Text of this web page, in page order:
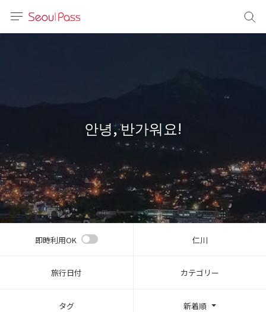
文 (台灣)
안녕, 반가워요!
即時利用OK 仁川
旅行日付 カテゴリー
タグ 新着順